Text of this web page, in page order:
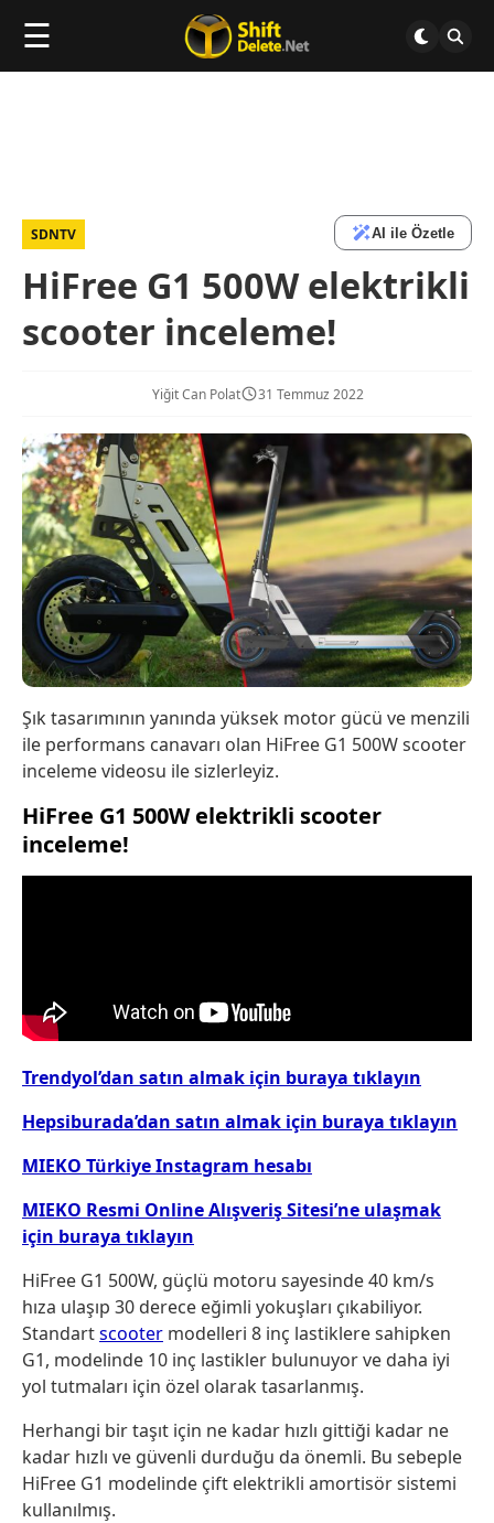
☰
SDNTV AI ile Özetle
HiFree G1 500W elektrikli
scooter inceleme!
Yiğit Can Polat 31 Temmuz 2022
Şık tasarımının yanında yüksek motor gücü ve menzili
ile performans canavarı olan HiFree G1 500W scooter
inceleme videosu ile sizlerleyiz.
HiFree G1 500W elektrikli scooter
inceleme!
Trendyol’dan satın almak için buraya tıklayın
Hepsiburada’dan satın almak için buraya tıklayın
MIEKO Türkiye Instagram hesabı
MIEKO Resmi Online Alışveriş Sitesi’ne ulaşmak
için buraya tıklayın
HiFree G1 500W, güçlü motoru sayesinde 40 km/s
hıza ulaşıp 30 derece eğimli yokuşları çıkabiliyor.
Standartscooter modelleri 8 inç lastiklere sahipken
G1, modelinde 10 inç lastikler bulunuyor ve daha iyi
yol tutmaları için özel olarak tasarlanmış.
Herhangi bir taşıt için ne kadar hızlı gittiği kadar ne
kadar hızlı ve güvenli durduğu da önemli. Bu sebeple
HiFree G1 modelinde çift elektrikli amortisör sistemi
kullanılmış.